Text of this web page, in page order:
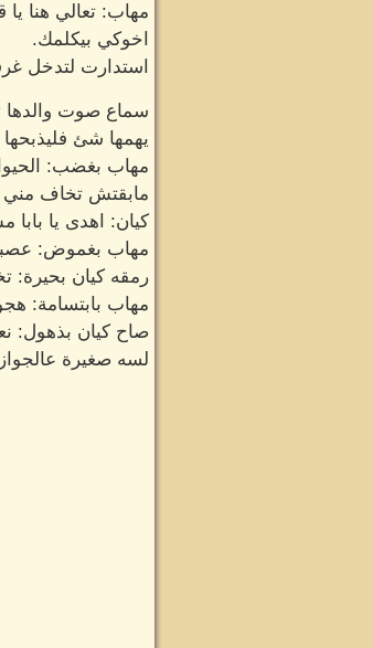
مهاب: تعالي هنا يا
اخوكي بيكلمك.
استدارت لتدخل
سماع صوت والدها
يهمها شئ فليذبحها
مهاب بغضب:
مابقتش تخاف مني
كيان: اهدى يا بابا
مهاب بغموض:
رمقه كيان بحيرة:
مهاب بابتسامة:
صاح كيان بذهول:
لسه صغيرة